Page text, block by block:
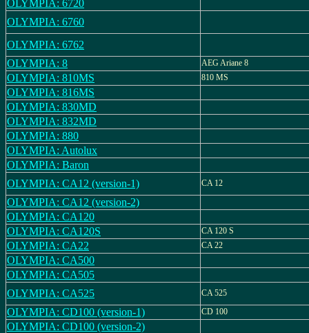
OLYMPIA: 6720
OLYMPIA: 6760
OLYMPIA: 6762
OLYMPIA: 8
AEG Ariane 8
OLYMPIA: 810MS 810 MS
OLYMPIA: 816MS
OLYMPIA: 830MD
OLYMPIA: 832MD
OLYMPIA: 880
OLYMPIA: Autolux
OLYMPIA: Baron
OLYMPIA: CA12 (version-1)
CA 12
OLYMPIA: CA12 (version-2)
OLYMPIA: CA120
OLYMPIA: CA120S
CA 120 S
OLYMPIA: CA22 CA 22
OLYMPIA: CA500
OLYMPIA: CA505
OLYMPIA: CA525
CA 525
OLYMPIA: CD100 (version-1) CD 100
OLYMPIA: CD100 (version-2)